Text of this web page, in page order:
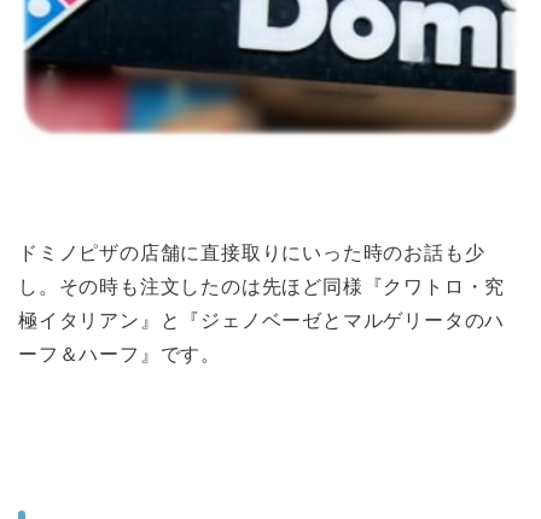
ドミノピザの店舗に直接取りにいった時のお話も少
し。その時も注文したのは先ほど同様『クワトロ・究
極イタリアン』と『ジェノベーゼとマルゲリータのハ
ーフ＆ハーフ』です。